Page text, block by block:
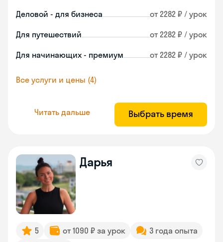
Деловой - для бизнеса от 2282 ₽ / урок
Для путешествий от 2282 ₽ / урок
Для начинающих - премиум от 2282 ₽ / урок
Все услуги и цены (4)
Читать дальше Выбрать время
Дарья
5 от 1090 ₽ за урок
3 года опыта